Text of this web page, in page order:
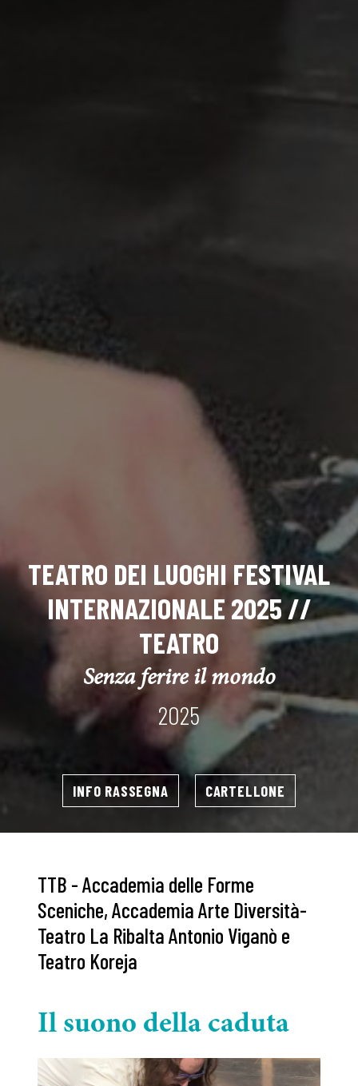
TEATRO DEI LUOGHI FESTIVAL
INTERNAZIONALE 2025 //
TEATRO
Senza ferire il mondo
2025
INFO RASSEGNA CARTELLONE
TTB - Accademia delle Forme
Sceniche, Accademia Arte Diversità-
Teatro La Ribalta Antonio Viganò e
Teatro Koreja
Il suono della caduta